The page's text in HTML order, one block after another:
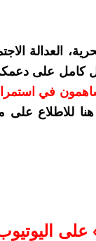
العدالة
كامل على
تساهمون في
هنا للاطلاع على
على